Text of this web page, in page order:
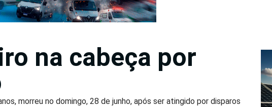
na cabeça por
morreu no domingo, 28 de junho, após ser atingido por disparos